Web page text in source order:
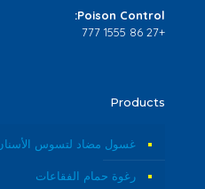
Poison Control:
+27 86 1555 777
Products
غسول مضاد لتسوس الأسنان
رغوة حمام الفقاعات